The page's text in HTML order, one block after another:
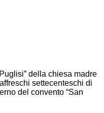
della chiesa madre
settecenteschi di
del convento “San